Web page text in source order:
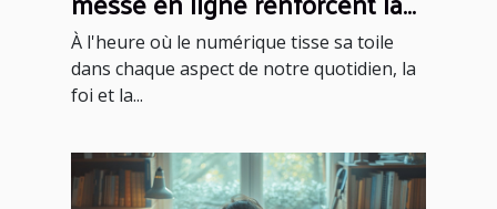
foi communautaire
À l'heure où le numérique tisse sa toile
dans chaque aspect de notre quotidien, la
foi et la...